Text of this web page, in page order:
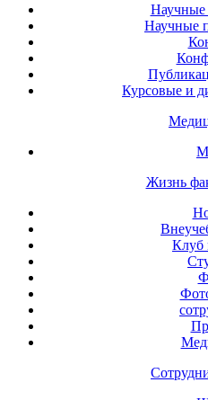
Научные
Научные
Курсовые и
Жизнь
Клуб